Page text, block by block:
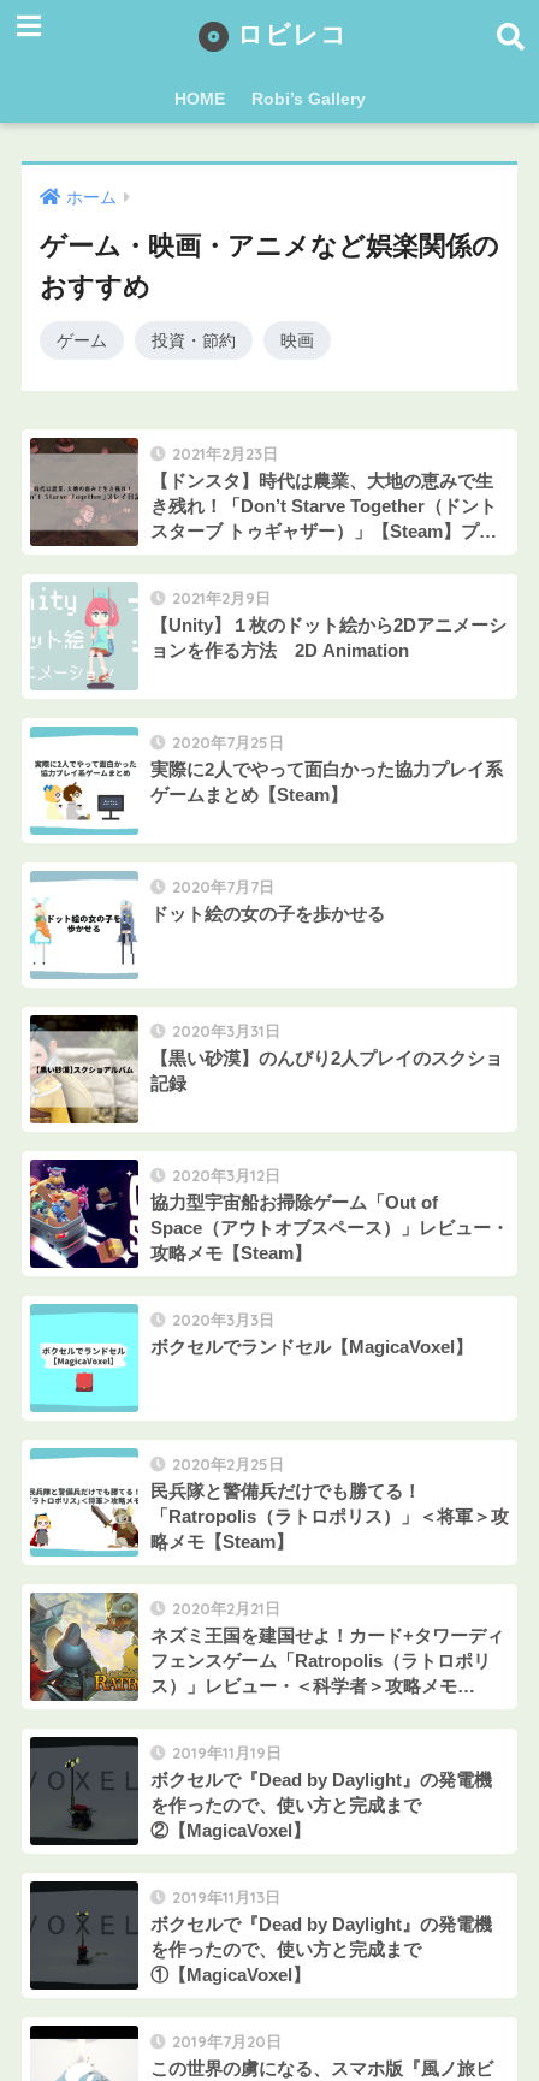
ロビレコ
HOME Robi’s Gallery
ホーム
ゲーム・映画・アニメなど娯楽関係の
おすすめ
ゲーム 投資・節約 映画
2021年2月23日
【ドンスタ】時代は農業、大地の恵みで生
き残れ！「Don’t Starve Together（ドント
スターブ トゥギャザー）」【Steam】プレ
イ日記②
2021年2月9日
【Unity】１枚のドット絵から2Dアニメーシ
ョンを作る方法 2D Animation
2020年7月25日
実際に2人でやって面白かった協力プレイ系
ゲームまとめ【Steam】
2020年7月7日
ドット絵の女の子を歩かせる
2020年3月31日
【黒い砂漠】のんびり2人プレイのスクショ
記録
2020年3月12日
協力型宇宙船お掃除ゲーム「Out of
Space（アウトオブスペース）」レビュー・
攻略メモ【Steam】
2020年3月3日
ボクセルでランドセル【MagicaVoxel】
2020年2月25日
民兵隊と警備兵だけでも勝てる！
「Ratropolis（ラトロポリス）」＜将軍＞攻
略メモ【Steam】
2020年2月21日
ネズミ王国を建国せよ！カード+タワーディ
フェンスゲーム「Ratropolis（ラトロポリ
ス）」レビュー・＜科学者＞攻略メモ
【Steam】
2019年11月19日
ボクセルで『Dead by Daylight』の発電機
を作ったので、使い方と完成まで
②【MagicaVoxel】
2019年11月13日
ボクセルで『Dead by Daylight』の発電機
を作ったので、使い方と完成まで
①【MagicaVoxel】
2019年7月20日
この世界の虜になる、スマホ版『風ノ旅ビ